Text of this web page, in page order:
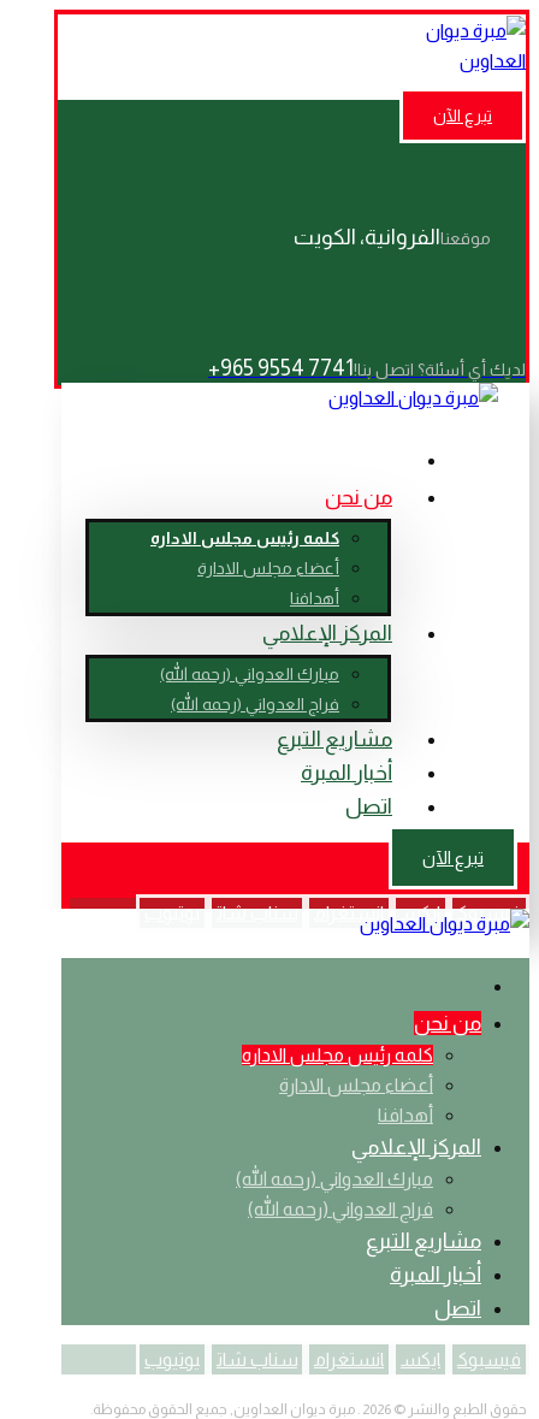
تبرع الآن
موقعناالفروانية، الكويت
لديك أي أسئلة؟ اتصل بنا!7741 9554 965+
من نحن
كلمه رئيس مجلس الاداره
أعضاء مجلس الادارة
أهدافنا
المركز الإعلامي
مبارك العدواني (رحمه الله)
فراج العدواني (رحمه الله)
مشاريع التبرع
أخبار المبرة
اتصل
تبرع الآن
فيسبوك ایکس انستغرام سناب شات يوتيوب
من نحن
كلمه رئيس مجلس الاداره
أعضاء مجلس الادارة
أهدافنا
المركز الإعلامي
مبارك العدواني (رحمه الله)
فراج العدواني (رحمه الله)
مشاريع التبرع
أخبار المبرة
اتصل
فيسبوك ایکس انستغرام سناب شات يوتيوب
حقوق الطبع والنشر © 2026 . مبرة ديوان العداوين, جميع الحقوق محفوظة.